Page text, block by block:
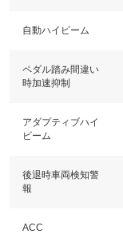
自動ハイビーム
ペダル踏み間違い
時加速抑制
アダプティブハイ
ビーム
後退時車両検知警
報
ACC